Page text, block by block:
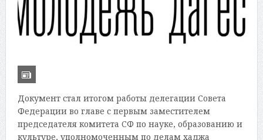
Документ стал итогом работы делегации Совета
Федерации во главе с первым заместителем
председателя комитета СФ по науке, образованию и
культуре, уполномоченным по делам хаджа